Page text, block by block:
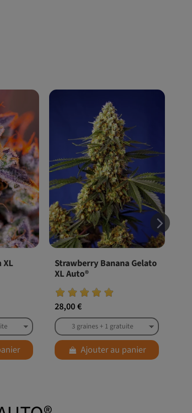
XL
Strawberry Banana Gelato
XL Auto®
28,00 €
Ajouter au panier